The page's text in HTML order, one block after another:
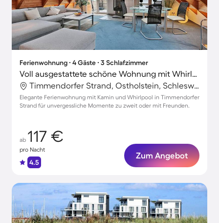
Ferienwohnung ∙ 4 Gäste ∙ 3 Schlafzimmer
Voll ausgestattete schöne Wohnung mit Whirlpool | Nah am Strand
Timmendorfer Strand, Ostholstein, Schleswig-Holstein
Elegante Ferienwohnung mit Kamin und Whirlpool in Timmendorfer
Strand für unvergessliche Momente zu zweit oder mit Freunden.
ab 117 €
pro Nacht
4.5
Zum Angebot